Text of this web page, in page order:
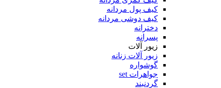
کیف پول مردانه
کیف دوشی مردانه
دخترانه
پسرانه
زیور آلات
زیور آلات زنانه
گوشواره
جواهرات set
گردنبند